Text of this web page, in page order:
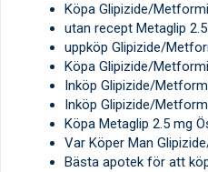
Köpa Glipizide/
utan recept Metaglip
uppköp Glipizide/
Köpa Glipizide/
Inköp Glipizide/
Inköp Glipizide/
Köpa Metaglip 2.5 mg
Var Köper Man
Bästa apotek för att